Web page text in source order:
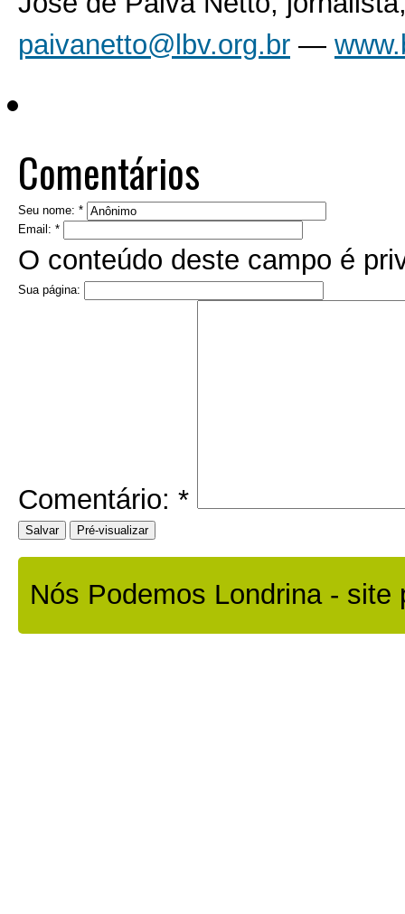
paivanetto@lbv.org.br —
Comentários
Seu nome: *
Email: *
O conteúdo deste campo é
Sua página:
Comentário: *
Nós Podemos Londrina - site